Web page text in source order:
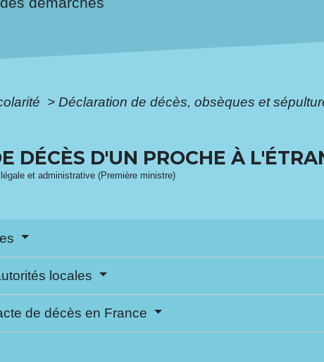
> Déclaration de décès, obsèques et
DÉCÈS D'UN PROCHE À
et administrative (Première ministre)
locales
de décès en France